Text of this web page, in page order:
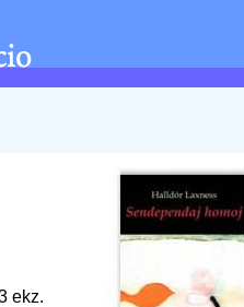
ekz.